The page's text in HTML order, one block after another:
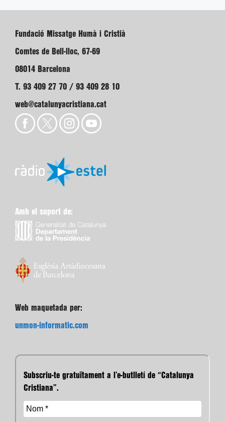
Fundació Missatge Humà i Cristià
Comtes de Bell-lloc, 67-69
08014 Barcelona
T. 93 409 27 70 / 93 409 28 10
web@catalunyacristiana.cat
Amb el suport de:
Web maquetada per:
unmon-informatic.com
Subscriu-te gratuïtament a l’e-butlletí de “Catalunya
Cristiana”.